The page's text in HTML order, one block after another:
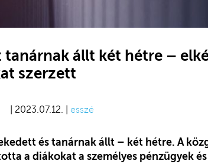
tanárnak állt két hétre –
szerzett
| 2023.07.12. | esszé
és tanárnak állt – két hétre. A
a diákokat a személyes pénzügyek